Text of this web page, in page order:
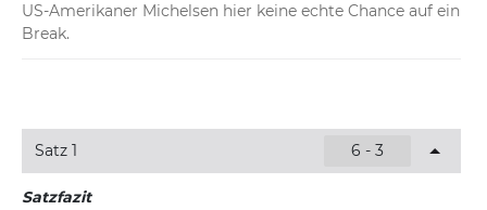
US-Amerikaner Michelsen hier keine echte Chance auf ein
Break.
Satz 1 6 - 3
Satzfazit